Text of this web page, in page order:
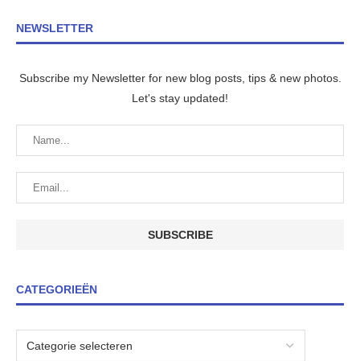
NEWSLETTER
Subscribe my Newsletter for new blog posts, tips & new photos.
Let's stay updated!
CATEGORIEËN